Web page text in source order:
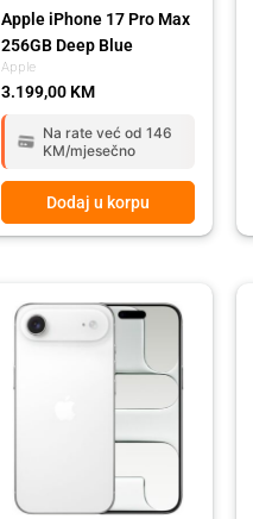
Apple
Apple iPhone 17 Pro Max
256GB Deep Blue
3.199,00 KM
Na rate već od 146
KM/mjesečno
Dodaj u korpu